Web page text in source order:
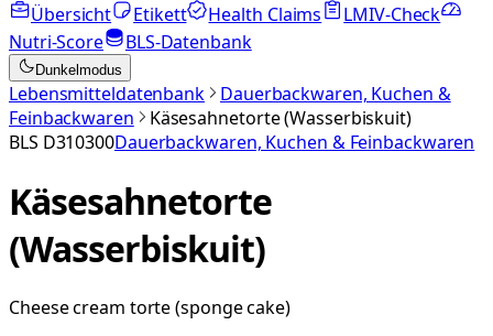
Übersicht
Etikett Health Claims
LMIV-Check
Nutri-Score
BLS-Datenbank
Dunkelmodus
Lebensmitteldatenbank
Dauerbackwaren, Kuchen &
Feinbackwaren
Käsesahnetorte (Wasserbiskuit)
BLS D310300Dauerbackwaren, Kuchen & Feinbackwaren
Käsesahnetorte
(Wasserbiskuit)
Cheese cream torte (sponge cake)